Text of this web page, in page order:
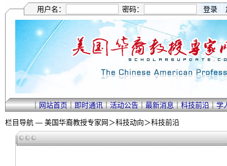
用户名： 密码：
｜网站首页｜即时通讯｜活动公告｜最新消息｜科技前沿｜学
栏目导航 — 美国华裔教授专家网＞科技动向＞科技前沿